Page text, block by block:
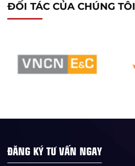
ĐỐI TÁC CỦA CHÚNG TÔI
ĐĂNG KÝ TƯ VẤN NGAY